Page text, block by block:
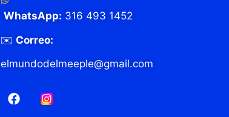
WhatsApp: 316 493 1452
✉️ Correo:
elmundodelmeeple@gmail.com